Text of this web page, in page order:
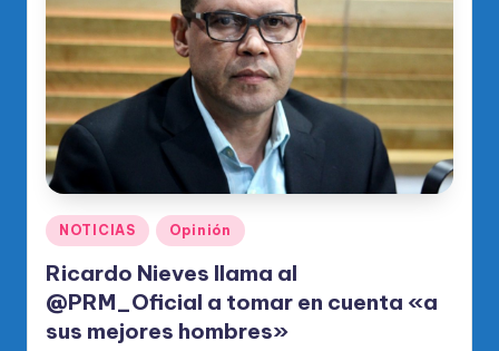
di
c
o
O
fi
ci
al
d
el
Publicado
en
NOTICIAS Opinión
Ricardo Nieves llama al
@PRM_Oficial a tomar en cuenta «a
sus mejores hombres»